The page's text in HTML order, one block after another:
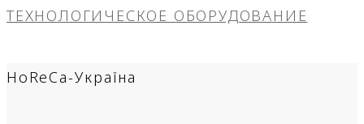
ТЕХНОЛОГИЧЕСКОЕ ОБОРУДОВАНИЕ
HoReCa-Україна